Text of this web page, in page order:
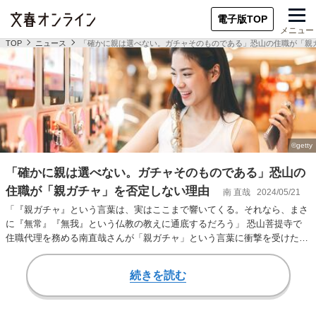
電子版TOP
メニュー
TOP ニュース 「確かに親は選べない。ガチャそのものである」恐山の住職が「
「確かに親は選べない。ガチャそのものである」恐山の
住職が「親ガチャ」を否定しない理由
南 直哉 2024/05/21
「『親ガチャ』という言葉は、実はここまで響いてくる。それなら、まさ
に『無常』『無我』という仏教の教えに通底するだろう」 恐山菩提寺で
住職代理を務める南直哉さんが「親ガチャ」という言葉に衝撃を受けた理
由とは……？最新刊…
続きを読む